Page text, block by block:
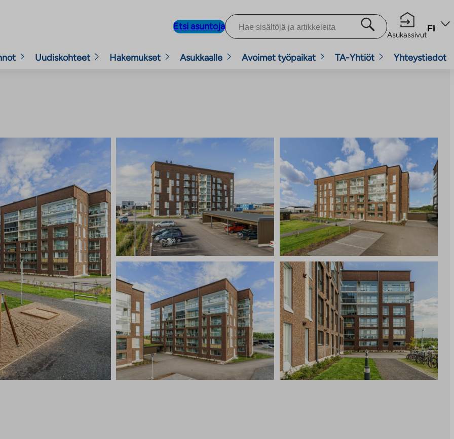
Etsi asuntoja
Asukassivut
FI
Uudiskohteet Hakemukset Asukkaalle Avoimet työpaikat TA-Yhtiöt Yhteystiedot